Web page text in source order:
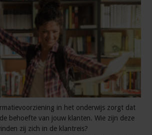
in het onderwijs zorgt dat
behoefte van jouw klanten. Wie zijn deze
zij zich in de klantreis?